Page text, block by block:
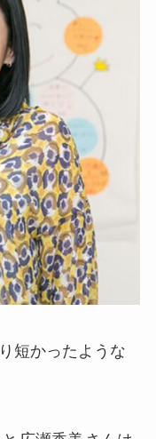
短かったような